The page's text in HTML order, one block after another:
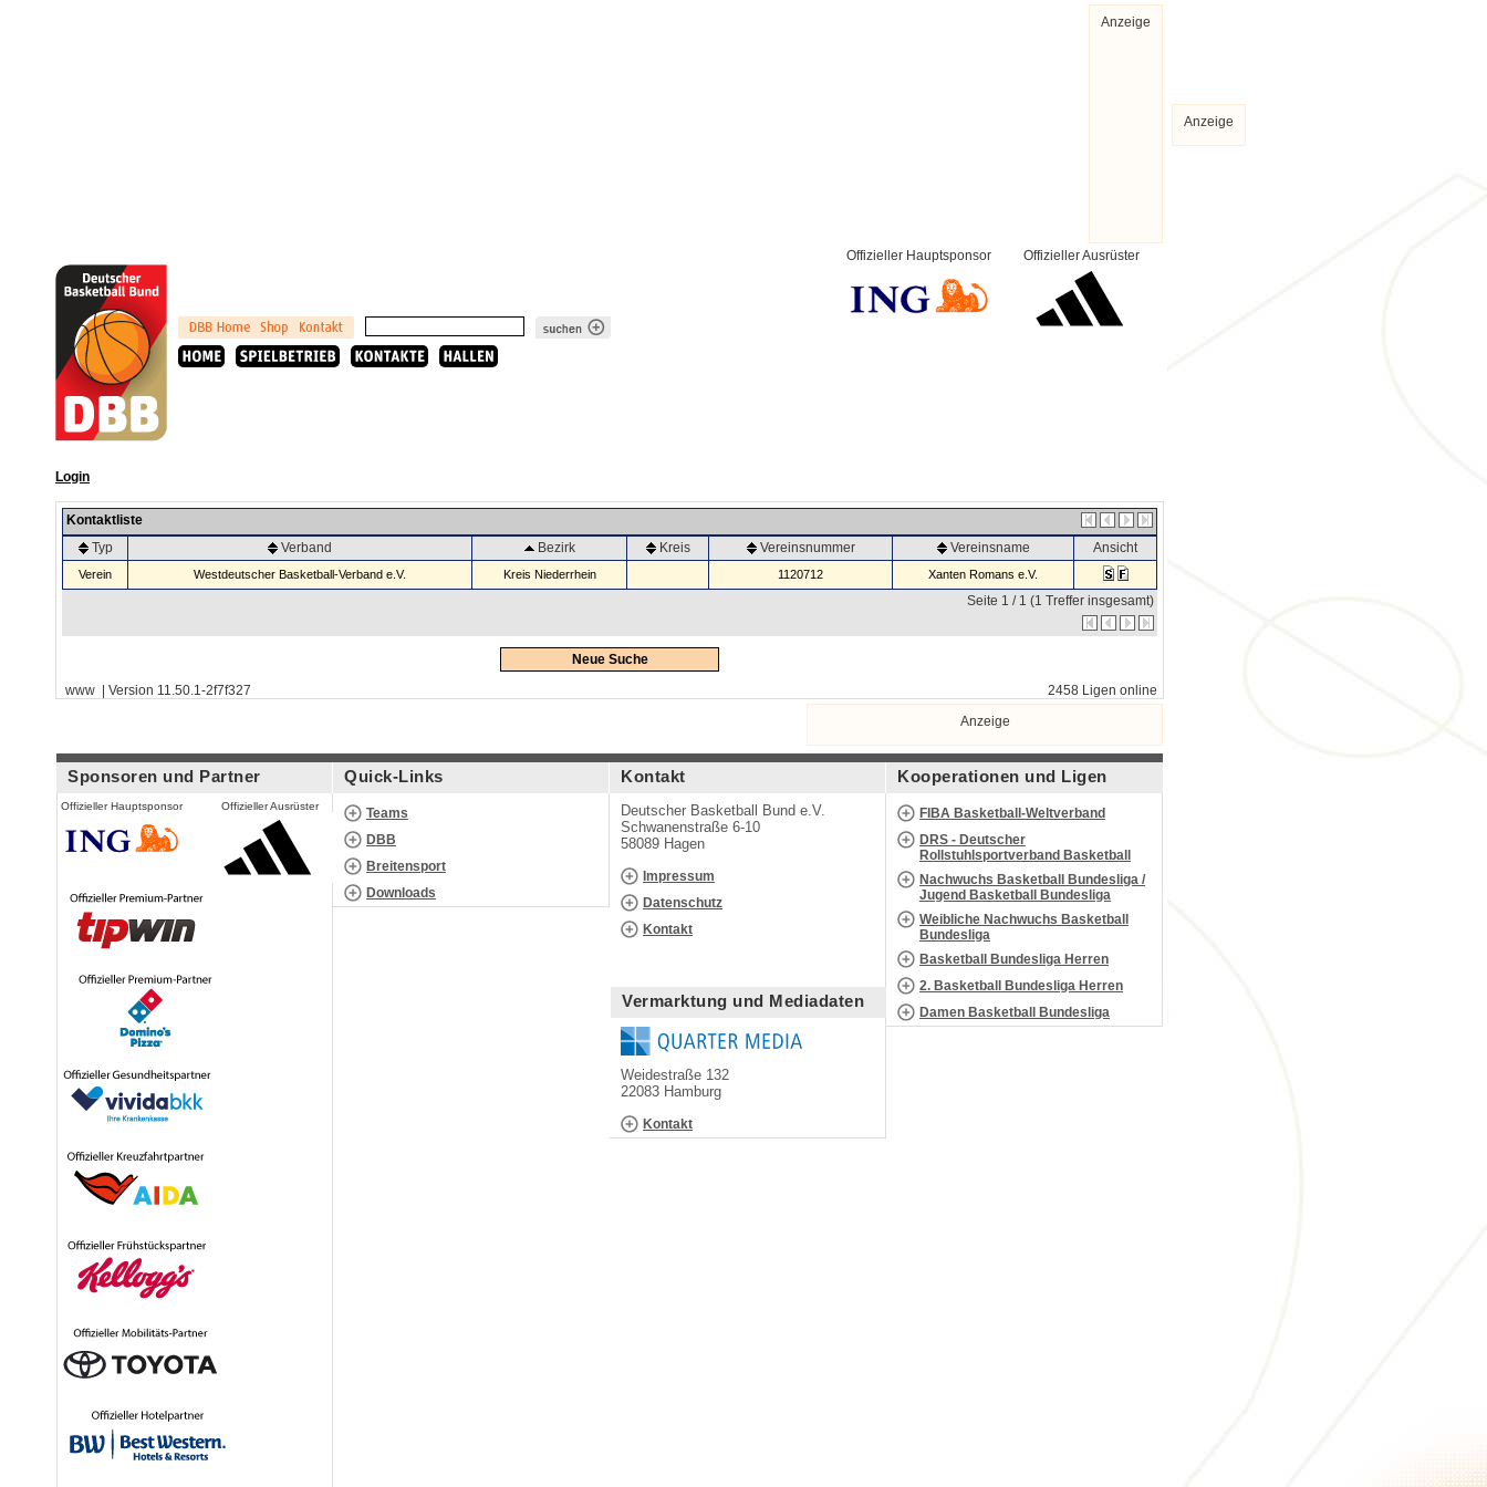
Anzeige
Offizieller Ausrüster
Offizieller Hauptsponsor
Login
Kontaktliste
Typ
Verband Bezirk Kreis Vereinsnummer Vereinsname Ansicht
Verein Westdeutscher Basketball-Verband e.V. Kreis Niederrhein 1120712 Xanten Romans e.V.
Seite 1 / 1 (1 Treffer insgesamt)
Neue Suche
www | Version 11.50.1-2f7f327
2458 Ligen online
Anzeige
Sponsoren und Partner
Offizieller Hauptsponsor Offizieller Ausrüster
Quick-Links
Teams
DBB
Breitensport
Downloads
Kontakt
Deutscher Basketball Bund e.V.
Schwanenstraße 6-10
58089 Hagen
Impressum
Datenschutz
Kontakt
Vermarktung und Mediadaten
Weidestraße 132
22083 Hamburg
Kontakt
Kooperationen und Ligen
FIBA Basketball-Weltverband
DRS - Deutscher
Rollstuhlsportverband Basketball
Nachwuchs Basketball Bundesliga /
Jugend Basketball Bundesliga
Weibliche Nachwuchs Basketball
Bundesliga
Basketball Bundesliga Herren
2. Basketball Bundesliga Herren
Damen Basketball Bundesliga
Anzeige